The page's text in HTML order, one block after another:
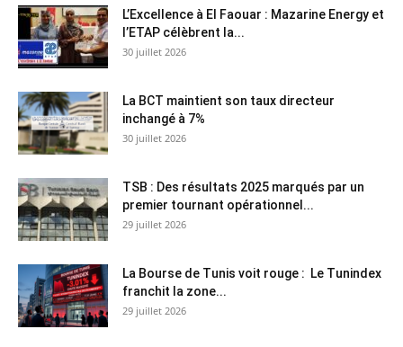
L’Excellence à El Faouar : Mazarine Energy et
l’ETAP célèbrent la...
30 juillet 2026
La BCT maintient son taux directeur
inchangé à 7%
30 juillet 2026
TSB : Des résultats 2025 marqués par un
premier tournant opérationnel...
29 juillet 2026
La Bourse de Tunis voit rouge : Le Tunindex
franchit la zone...
29 juillet 2026